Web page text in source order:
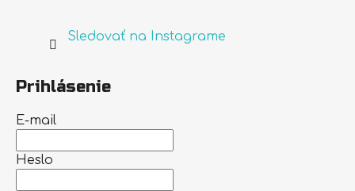
Sledovať na Instagrame
Prihlásenie
E-mail
Heslo